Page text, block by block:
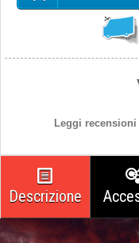
Leggi recensioni
Descrizione